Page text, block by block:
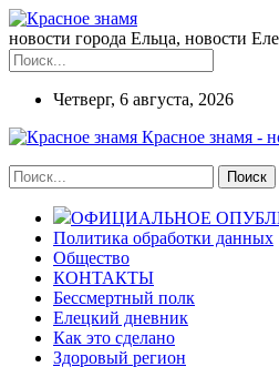
новости города Ельца, новости
Четверг, 6 августа, 2026
Красное знамя -
ОФИЦИАЛЬНОЕ
Политика обработки данных
Общество
КОНТАКТЫ
Бессмертный полк
Елецкий дневник
Как это сделано
Здоровый регион